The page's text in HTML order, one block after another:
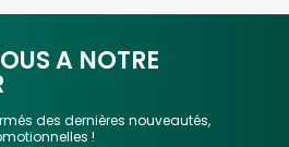
A NOTRE
des dernières nouveautés,
!